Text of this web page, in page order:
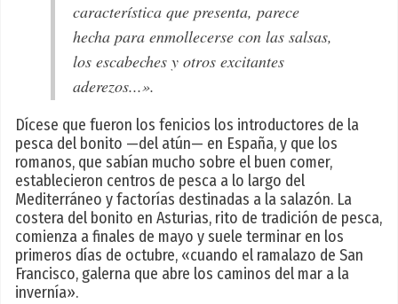
característica que presenta, parece
hecha para enmollecerse con las salsas,
los escabeches y otros excitantes
aderezos...».
Dícese que fueron los fenicios los introductores de la
pesca del bonito —del atún— en España, y que los
romanos, que sabían mucho sobre el buen comer,
establecieron centros de pesca a lo largo del
Mediterráneo y factorías destinadas a la salazón. La
costera del bonito en Asturias, rito de tradición de pesca,
comienza a finales de mayo y suele terminar en los
primeros días de octubre, «cuando el ramalazo de San
Francisco, galerna que abre los caminos del mar a la
invernía».